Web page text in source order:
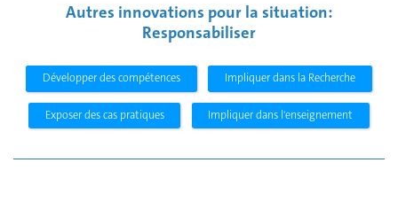
Autres innovations pour la situation:
Responsabiliser
Développer des compétences Impliquer dans la Recherche
Exposer des cas pratiques Impliquer dans l'enseignement